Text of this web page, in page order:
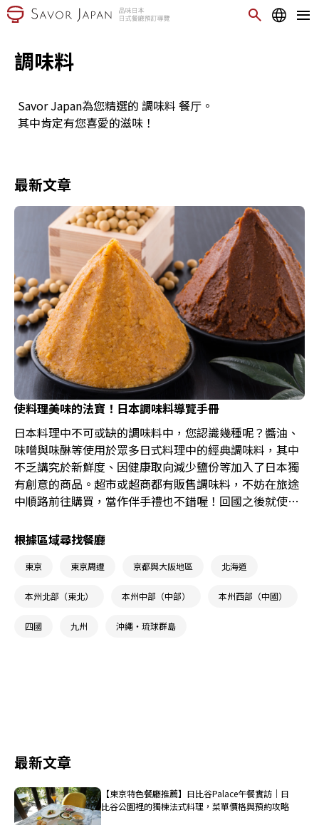
調味料
Savor Japan為您精選的 調味料 餐厅。
其中肯定有您喜愛的滋味！
最新文章
使料理美味的法寶！日本調味料導覽手冊
日本料理中不可或缺的調味料中，您認識幾種呢？醬油、
味噌與味醂等使用於眾多日式料理中的經典調味料，其中
不乏講究於新鮮度、因健康取向減少鹽份等加入了日本獨
有創意的商品。超市或超商都有販售調味料，不妨在旅途
中順路前往購買，當作伴手禮也不錯喔！回國之後就使用
根據區域尋找餐廳
東京 東京周遭 京都與大阪地區 北海道
本州北部（東北） 本州中部（中部） 本州西部（中國）
四國 九州 沖繩・琉球群島
最新文章
【東京特色餐廳推薦】日比谷Palace午餐實訪｜日
比谷公園裡的獨棟法式料理，菜單價格與預約攻略